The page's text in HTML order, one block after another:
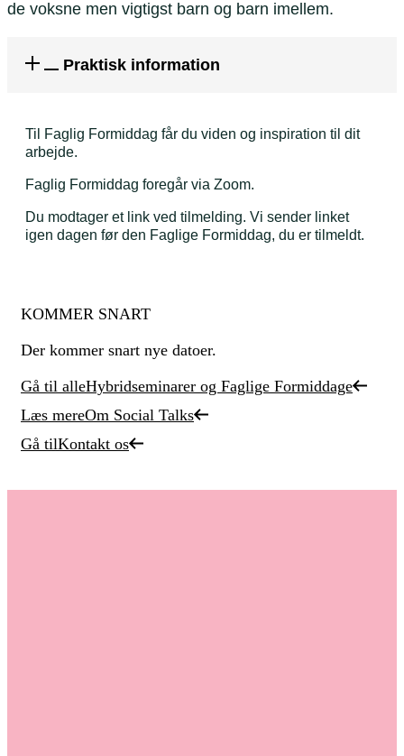
de voksne men vigtigst barn og barn imellem.
Praktisk information
Til Faglig Formiddag får du viden og inspiration til dit
arbejde.
Faglig Formiddag foregår via Zoom.
Du modtager et link ved tilmelding. Vi sender linket
igen dagen før den Faglige Formiddag, du er tilmeldt.
KOMMER SNART
Der kommer snart nye datoer.
Gå til alleHybridseminarer og Faglige Formiddage
Læs mereOm Social Talks
Gå tilKontakt os